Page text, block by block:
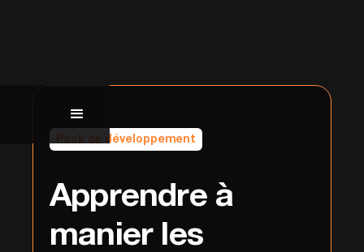
Pack de développement
Apprendre à
manier les